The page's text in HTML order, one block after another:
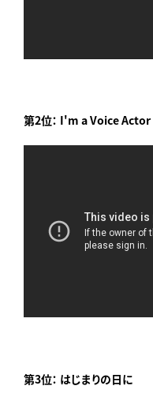
第2位： I'm a Voice Actor
第3位： はじまりの日に